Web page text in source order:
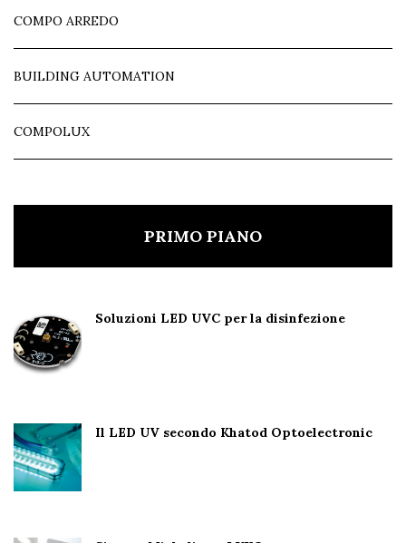
COMPO ARREDO
BUILDING AUTOMATION
COMPOLUX
PRIMO PIANO
Soluzioni LED UVC per la disinfezione
Il LED UV secondo Khatod Optoelectronic